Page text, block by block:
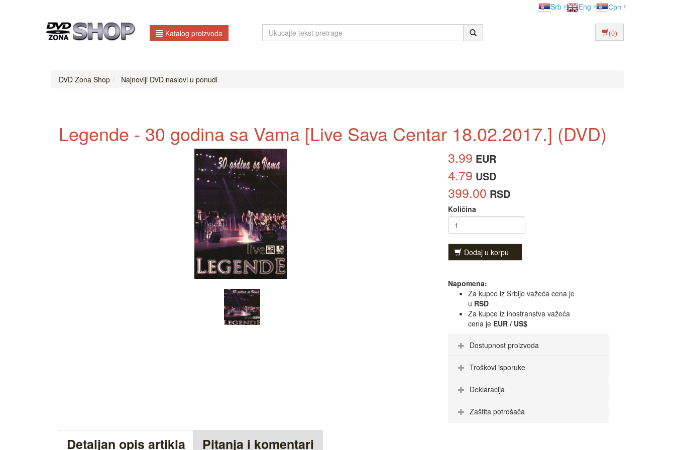
Srb Eng Срп
Katalog proizvoda (0)
DVD Zona Shop Najnoviji DVD naslovi u ponudi
Legende - 30 godina sa Vama [Live Sava Centar 18.02.2017.] (DVD)
3.99 EUR
4.79 USD
399.00 RSD
Količina
Dodaj u korpu
Napomena:
Za kupce iz Srbije važeća cena je
u RSD
Za kupce iz inostranstva važeća
cena je EUR / US$
Dostupnost proizvoda
Troškovi isporuke
Deklaracija
Zaštita potrošača
Detaljan opis artikla Pitanja i komentari